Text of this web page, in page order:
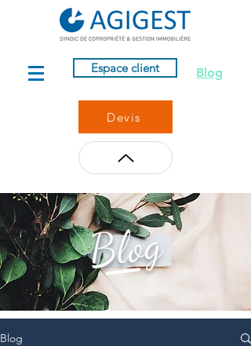
Espace client Blog
Devis
Blog
Blog